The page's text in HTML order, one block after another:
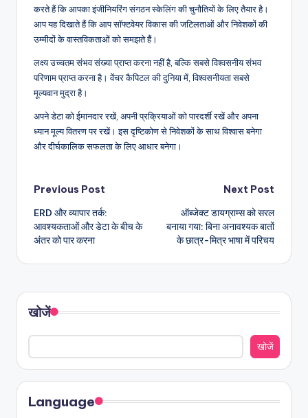
करते हैं कि आपका इंजीनियरिंग संगठन स्केलिंग की चुनौतियों के लिए तैयार है।
आप यह दिखाते हैं कि आप सॉफ्टवेयर विकास की जटिलताओं और निवेशकों की
उम्मीदों के वास्तविकताओं को समझते हैं।
लक्ष्य उच्चतम संभव संख्या प्राप्त करना नहीं है, बल्कि सबसे विश्वसनीय संभव
परिणाम प्राप्त करना है। वेंचर कैपिटल की दुनिया में, विश्वसनीयता सबसे
मूल्यवान मुद्रा है।
अपने डेटा को ईमानदार रखें, अपनी प्रक्रियाओं को पारदर्शी रखें और अपना
ध्यान मूल्य वितरण पर रखें। इस दृष्टिकोण से निवेशकों के साथ विश्वास बनेगा
और दीर्घकालिक सफलता के लिए आधार बनेगा।
Post
navigation
Previous Post
ERD और व्यापार तर्क:
आवश्यकताओं और डेटा के बीच के
अंतर को पार करना
Next Post
ऑब्जेक्ट डायग्राम्स को सरल
बनाया गया: बिना अनावश्यक बातों
के छात्र-मित्र भाषा में परिचय
खोजें
खोजें
Language